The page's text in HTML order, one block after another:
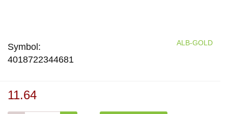
Symbol:
4018722344681
ALB-GOLD
11.64